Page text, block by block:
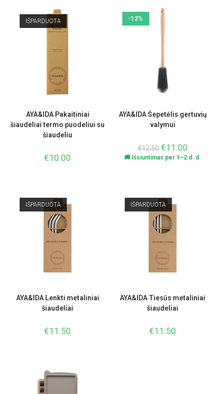
IŠPARDUOTA
AYA&IDA Pakaitiniai
šiaudeliai termo puodeliui su
šiaudeliu
€10.00
-12%
AYA&IDA Šepetėlis gertuvių
valymui
€12.50 €11.00
🚚 Išsiuntimas per 1–2 d. d.
IŠPARDUOTA
AYA&IDA Lenkti metaliniai
šiaudeliai
€11.50
IŠPARDUOTA
AYA&IDA Tiesūs metaliniai
šiaudeliai
€11.50